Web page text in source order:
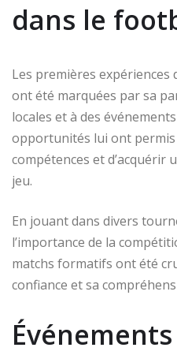
dans le
Les premières expériences
ont été marquées par sa
locales et à des
opportunités lui ont
compétences et d’acquérir
jeu.
En jouant dans divers
l’importance de la
matchs formatifs ont été
confiance et sa